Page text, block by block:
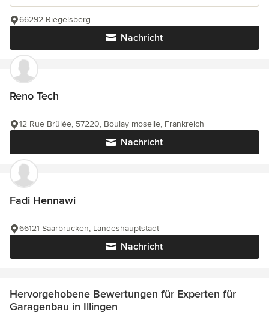
Nachricht
66292 Riegelsberg
Reno Tech
Nachricht
12 Rue Brûlée, 57220, Boulay moselle, Frankreich
Fadi Hennawi
Nachricht
66121 Saarbrücken, Landeshauptstadt
Hervorgehobene Bewertungen für Experten für
Garagenbau in Illingen